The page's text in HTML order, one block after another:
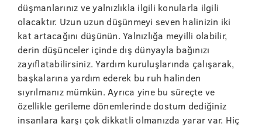
düşmanlarınız ve yalnızlıkla ilgili konularla ilgili
olacaktır. Uzun uzun düşünmeyi seven halinizin iki
kat artacağını düşünün. Yalnızlığa meyilli olabilir,
derin düşünceler içinde dış dünyayla bağınızı
zayıflatabilirsiniz. Yardım kuruluşlarında çalışarak,
başkalarına yardım ederek bu ruh halinden
sıyrılmanız mümkün. Ayrıca yine bu süreçte ve
özellikle gerileme dönemlerinde dostum dediğiniz
insanlara karşı çok dikkatli olmanızda yarar var. Hiç